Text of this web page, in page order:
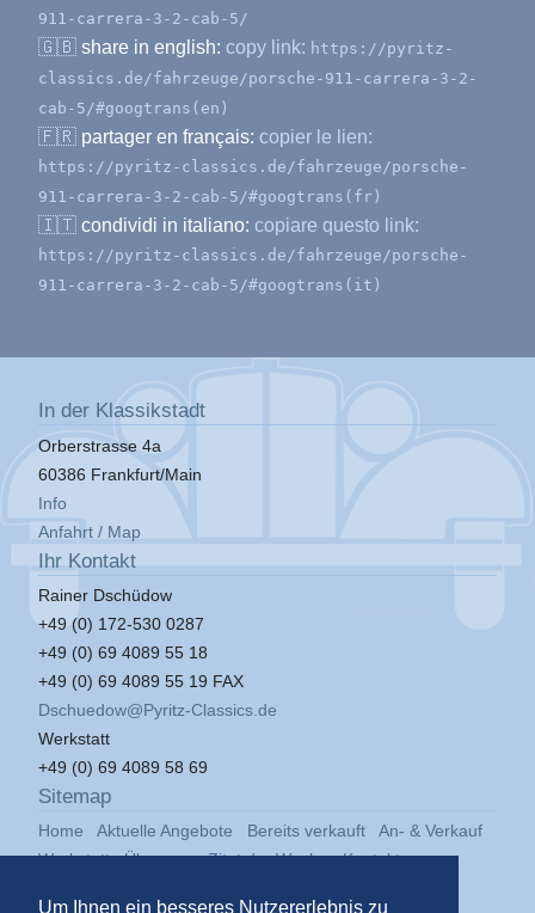
Um Ihnen ein besseres Nutzererlebnis zu
911-carrera-3-2-cab-5/
🇬🇧 share in english: copy link: https://pyritz-
classics.de/fahrzeuge/porsche-911-carrera-3-2-
cab-5/#googtrans(en)
🇫🇷 partager en français: copier le lien:
https://pyritz-classics.de/fahrzeuge/porsche-
911-carrera-3-2-cab-5/#googtrans(fr)
🇮🇹 condividi in italiano: copiare questo link:
https://pyritz-classics.de/fahrzeuge/porsche-
911-carrera-3-2-cab-5/#googtrans(it)
In der Klassikstadt
Orberstrasse 4a
60386 Frankfurt/Main
Info
Anfahrt / Map
Ihr Kontakt
Rainer Dschüdow
+49 (0) 172-530 0287
+49 (0) 69 4089 55 18
+49 (0) 69 4089 55 19 FAX
Dschuedow@Pyritz-Classics.de
Werkstatt
+49 (0) 69 4089 58 69
Sitemap
Home Aktuelle Angebote Bereits verkauft
An- & Verkauf
Werkstatt
Über uns Zitat der Woche
Kontakt